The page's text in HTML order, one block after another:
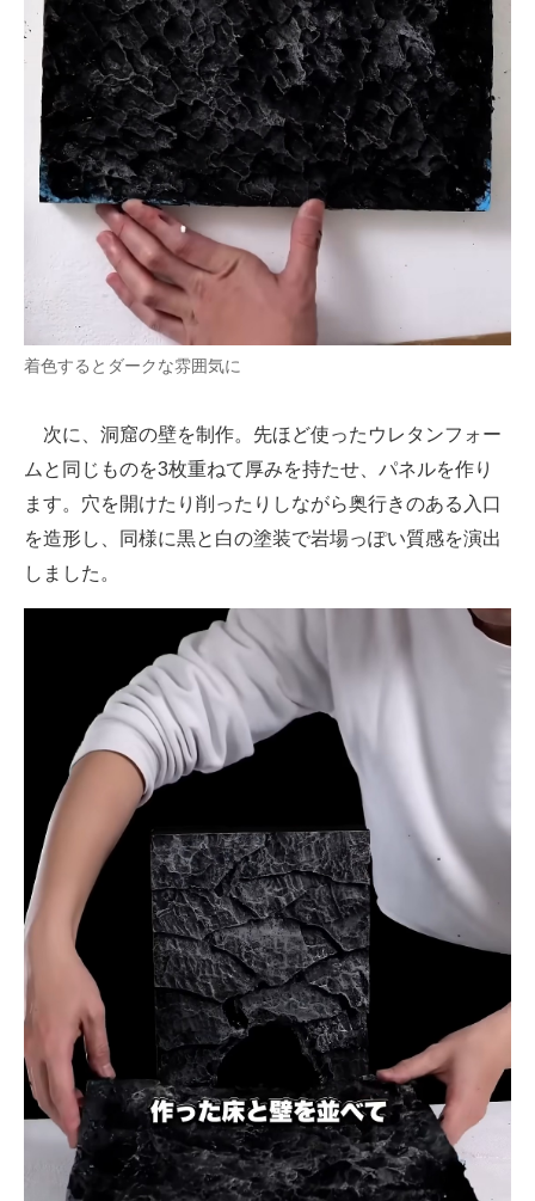
着色するとダークな雰囲気に
次に、洞窟の壁を制作。先ほど使ったウレタンフォー
ムと同じものを3枚重ねて厚みを持たせ、パネルを作り
ます。穴を開けたり削ったりしながら奥行きのある入口
を造形し、同様に黒と白の塗装で岩場っぽい質感を演出
しました。